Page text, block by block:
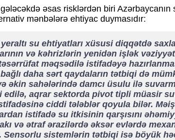
əsas risklərdən biri Azərbaycanın
mənbələrə ehtiyac duymasıdır:
su ehtiyatları xüsusi diqqətdə
və kəhrizlərin yenidən işlək
məqsədilə istifadəyə
daha sərt qaydaların tətbiqi də
əkin sahələrində damcı üsulu ilə
edilə, aqrar sektorda pivot tipli müasir
ciddi tələblər qoyula bilər.
istifadə su itkisinin qarşısını
və ətraf ərazilərdə əksər evlərdə
Sensorlu sistemlərin tətbiqi isə böyük